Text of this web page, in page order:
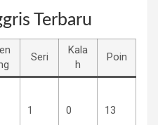
Terbaru
Seri
Kala
h
Poin
1 0 13